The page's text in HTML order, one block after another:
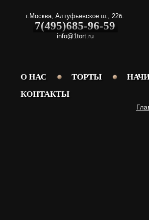
г.Москва, Алтуфьевское ш., 22б.
7(495)685-96-59
info@1tort.ru
О НАС ТОРТЫ
КОНТАКТЫ